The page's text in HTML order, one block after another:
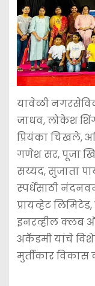
यावेळी
जाधव, लोकेश
प्रियंका चिखले,
गणेश सर, पूजा
सय्यद, सुजाता
स्पर्धेसाठी
प्रायव्हेट
इनरव्हील क्लब
अकॅडमी यांचे
मुर्तीकार